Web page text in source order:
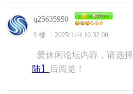
q25635950
9 楼 2025/11/4 10:32:00
爱休闲论坛内容，请选择
陆】
后阅览！